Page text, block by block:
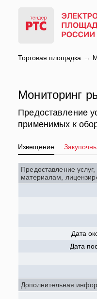
Торговая площадка
Мониторинг
Предоставление
применимых к
Извещение
Предоставление
материалам,
Дата
Дата
Дополнительная